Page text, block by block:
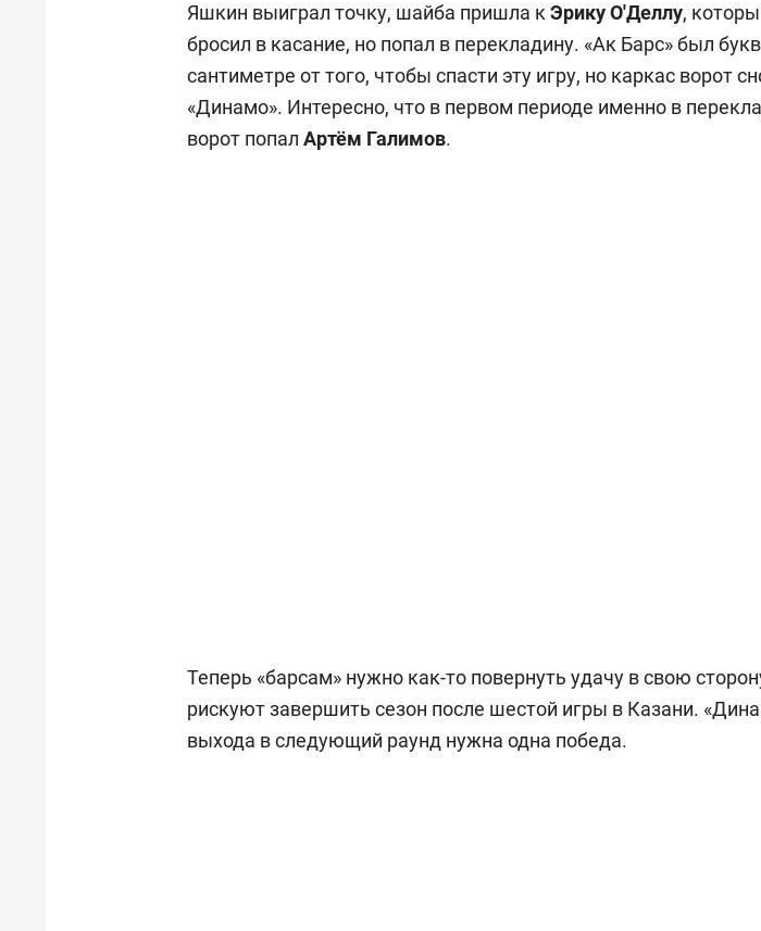
Яшкин выиграл точку, шайба пришла к ЭрикуО'Деллу,
бросил в касание, но попал в перекладину. «Ак Барс» был
сантиметре от того, чтобы спасти эту игру, но каркас ворот
«Динамо». Интересно, что в первом периоде именно в
ворот попал Артём Галимов.
Теперь «барсам» нужно как-то повернуть удачу в свою
рискуют завершить сезон после шестой игры в Казани.
выхода в следующий раунд нужна одна победа.